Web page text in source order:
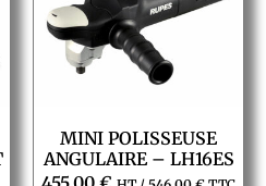
MINI POLISSEUSE
ANGULAIRE – LH16ES